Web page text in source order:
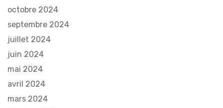
octobre 2024
septembre 2024
juillet 2024
juin 2024
mai 2024
avril 2024
mars 2024